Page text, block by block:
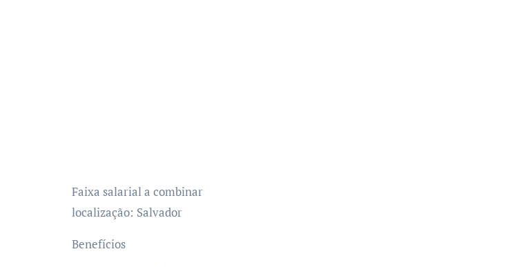
Faixa salarial a combinar
localização: Salvador
Benefícios